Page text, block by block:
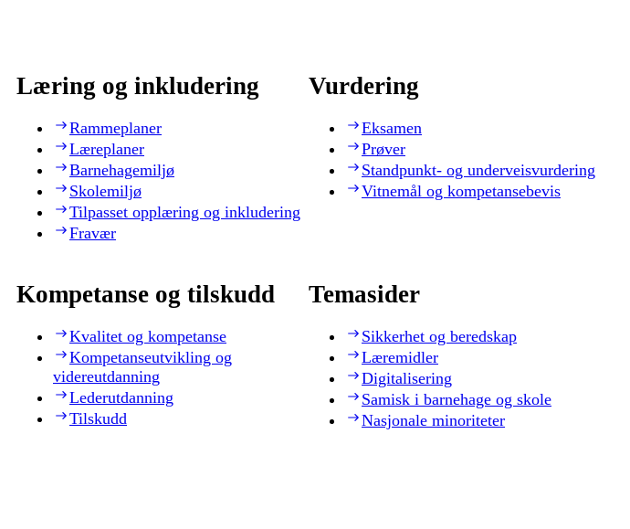
Læring og inkludering
Rammeplaner
Læreplaner
Barnehagemiljø
Skolemiljø
Tilpasset opplæring og inkludering
Fravær
Vurdering
Eksamen
Prøver
Standpunkt- og underveisvurdering
Vitnemål og kompetansebevis
Kompetanse og tilskudd
Kvalitet og kompetanse
Kompetanseutvikling og
videreutdanning
Lederutdanning
Tilskudd
Temasider
Sikkerhet og beredskap
Læremidler
Digitalisering
Samisk i barnehage og skole
Nasjonale minoriteter